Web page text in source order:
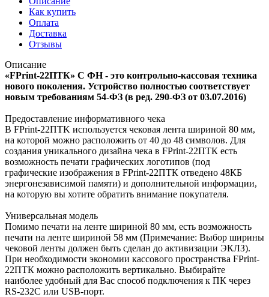
Как купить
Оплата
Доставка
Отзывы
Описание
«FPrint-22ПТК» С ФН - это контрольно-кассовая техника
нового поколения. Устройство полностью соответствует
новым требованиям 54-ФЗ (в ред. 290-ФЗ от 03.07.2016)
Предоставление информативного чека
В FPrint-22ПТK используется чековая лента шириной 80 мм,
на которой можно расположить от 40 до 48 символов. Для
создания уникального дизайна чека в FPrint-22ПТК есть
возможность печати графических логотипов (под
графические изображения в FPrint-22ПТК отведено 48КБ
энергонезависимой памяти) и дополнительной информации,
на которую вы хотите обратить внимание покупателя.
Универсальная модель
Помимо печати на ленте шириной 80 мм, есть возможность
печати на ленте шириной 58 мм (Примечание: Выбор ширины
чековой ленты должен быть сделан до активизации ЭКЛЗ).
При необходимости экономии кассового пространства FPrint-
22ПТК можно расположить вертикально. Выбирайте
наиболее удобный для Вас способ подключения к ПК через
RS-232C или USB-порт.